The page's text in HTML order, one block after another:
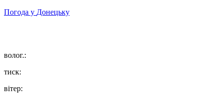
Погода у Донецьку
волог.:
тиск:
вітер: